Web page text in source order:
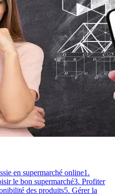
en supermarché online1.
le bon supermarché3. Profiter
des produits5. Gérer la